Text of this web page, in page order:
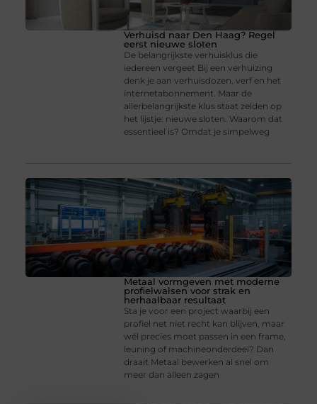
Verhuisd naar Den Haag? Regel
eerst nieuwe sloten
De belangrijkste verhuisklus die
iedereen vergeet Bij een verhuizing
denk je aan verhuisdozen, verf en het
internetabonnement. Maar de
allerbelangrijkste klus staat zelden op
het lijstje: nieuwe sloten. Waarom dat
essentieel is? Omdat je simpelweg
Metaal vormgeven met moderne
profielwalsen voor strak en
herhaalbaar resultaat
Sta je voor een project waarbij een
profiel net niet recht kan blijven, maar
wél precies moet passen in een frame,
leuning of machineonderdeel? Dan
draait Metaal bewerken al snel om
meer dan alleen zagen